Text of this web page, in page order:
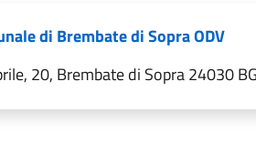
di Brembate di Sopra ODV
20, Brembate di Sopra 24030